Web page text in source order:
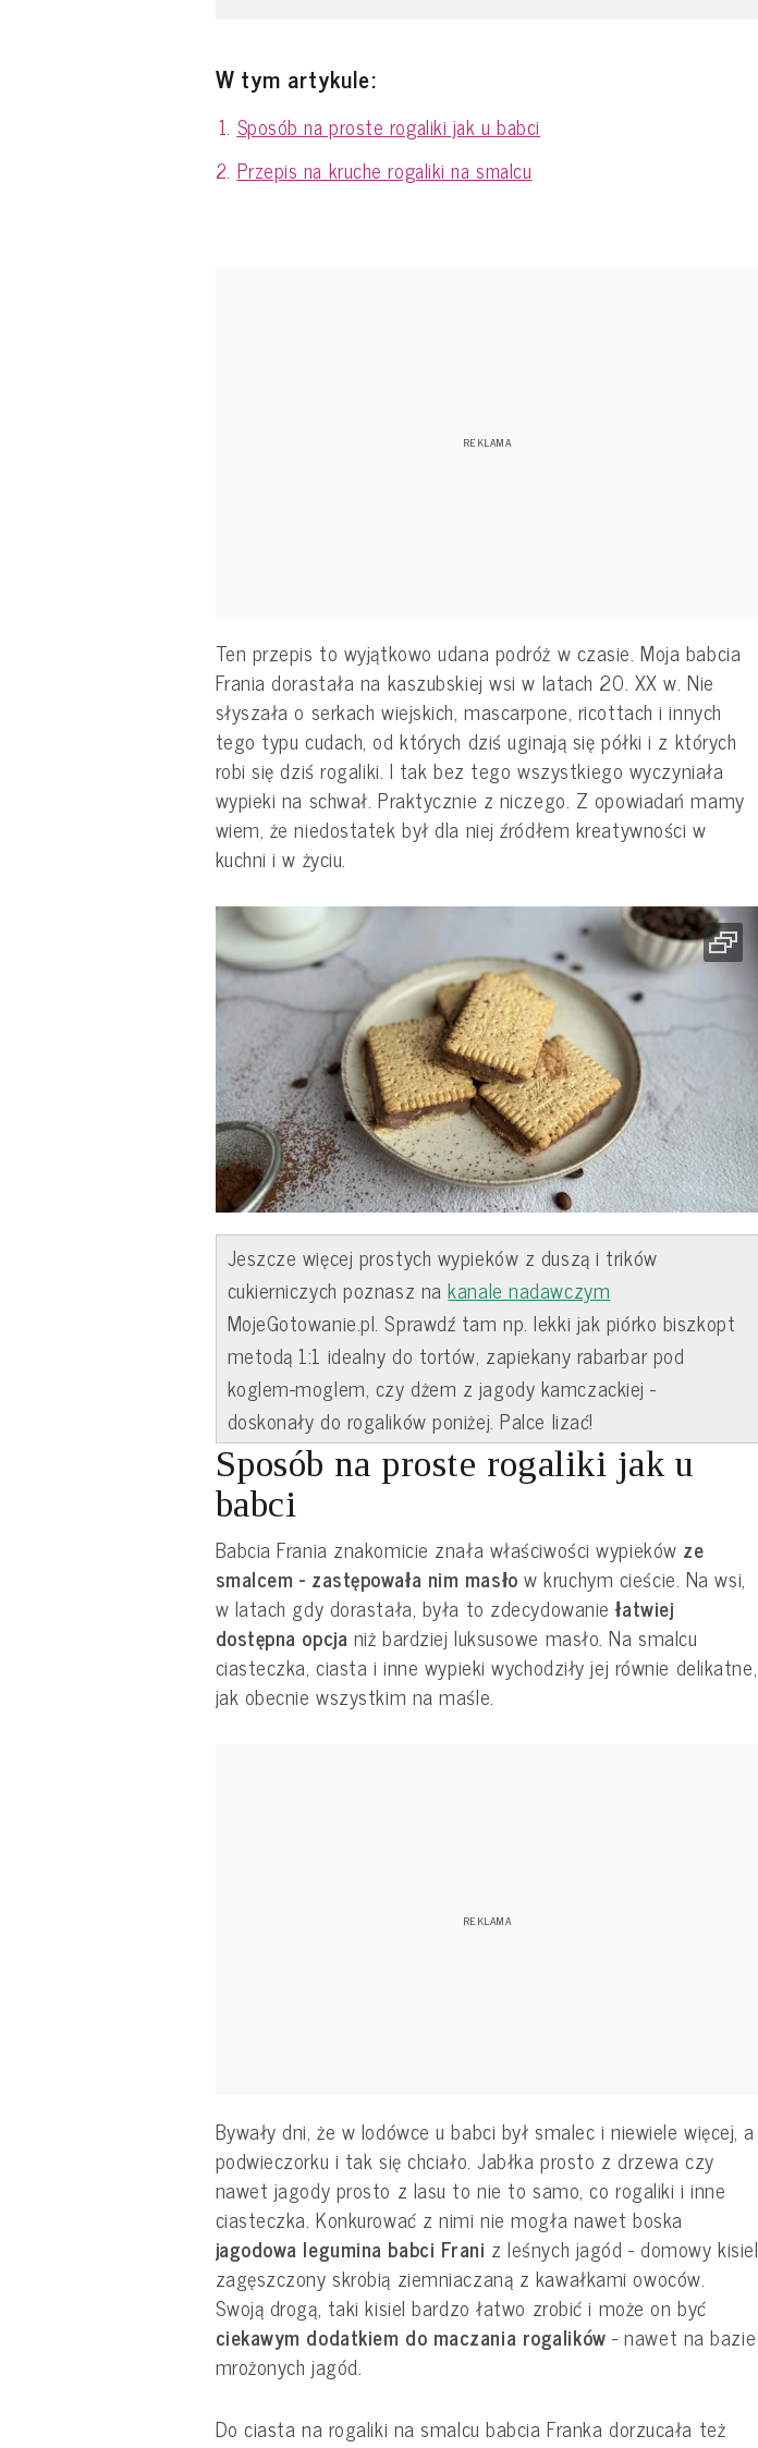
W tym artykule:
Sposób na proste rogaliki jak u babci
Przepis na kruche rogaliki na smalcu
Ten przepis to wyjątkowo udana podróż w czasie. Moja babcia
Frania dorastała na kaszubskiej wsi w latach 20. XX w. Nie
słyszała o serkach wiejskich, mascarpone, ricottach i innych
tego typu cudach, od których dziś uginają się półki i z których
robi się dziś rogaliki. I tak bez tego wszystkiego wyczyniała
wypieki na schwał. Praktycznie z niczego. Z opowiadań mamy
wiem, że niedostatek był dla niej źródłem kreatywności w
kuchni i w życiu.
Jeszcze więcej prostych wypieków z duszą i trików
cukierniczych poznasz nakanale nadawczym
MojeGotowanie.pl. Sprawdź tam np. lekki jak piórko biszkopt
metodą 1:1 idealny do tortów, zapiekany rabarbar pod
koglem-moglem, czy dżem z jagody kamczackiej -
doskonały do rogalików poniżej. Palce lizać!
Sposób na proste rogaliki jak u
babci
Babcia Frania znakomicie znała właściwości wypieków ze
smalcem - zastępowała nim masło w kruchym cieście. Na wsi,
w latach gdy dorastała, była to zdecydowaniełatwiej
dostępna opcja niż bardziej luksusowe masło. Na smalcu
ciasteczka, ciasta i inne wypieki wychodziły jej równie delikatne,
jak obecnie wszystkim na maśle.
Bywały dni, że w lodówce u babci był smalec i niewiele więcej, a
podwieczorku i tak się chciało. Jabłka prosto z drzewa czy
nawet jagody prosto z lasu to nie to samo, co rogaliki i inne
ciasteczka. Konkurować z nimi nie mogła nawet boska
jagodowa legumina babci Frani z leśnych jagód - domowy kisiel
zagęszczony skrobią ziemniaczaną z kawałkami owoców.
Swoją drogą, taki kisiel bardzo łatwo zrobić i może on być
ciekawym dodatkiem do maczania rogalików - nawet na bazie
mrożonych jagód.
Do ciasta na rogaliki na smalcu babcia Franka dorzucała też